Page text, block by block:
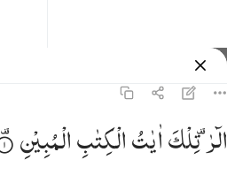
الٓر ۚ تِلْكَ
الٓرٰ ۫تِلْكَاٰیٰتُالْكِتٰبِالْمُبِیْنِ